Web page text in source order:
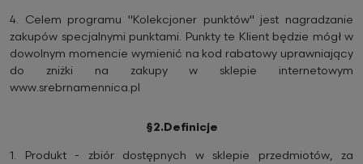
4. Celem programu "Kolekcjoner punktów" jest nagradzanie
zakupów specjalnymi punktami. Punkty te Klient będzie mógł w
dowolnym momencie wymienić na kod rabatowy uprawniający
do zniżki na zakupy w sklepie internetowym
www.srebrnamennica.pl
§2.Definicje
1.
Produkt - zbiór dostępnych w sklepie przedmiotów, za